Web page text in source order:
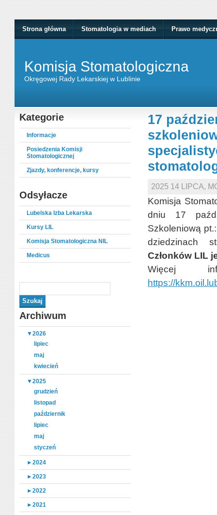
Strona główna Stomatologia w mediach Prawo
Komisja Stomatologiczna
Okręgowej Rady Lekarskiej w Lublinie
Kategorie
Informacje
Posiedzenia Komisji
Stomatologicznej
Zjazdy, konferencje, kursy
Odsyłacze
Lubelska Izba Lekarska
Kursy LIL
Komisja Stomatologiczna NIL
Medicus
Archiwum
▼2026
lipiec
maj
kwiecień
▼2025
grudzień
listopad
październik
lipiec
maj
styczeń
►2024
►2023
►2022
►2021
17
2025 14 LIPCA,
Komisja
dniu 17
Szkoleniową
dziedzinach
Członków LIL
Więcej
https://